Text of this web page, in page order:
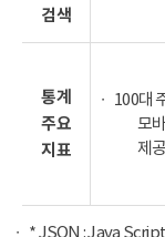
검색
통계
주요
지표
100대
모
제공
* JSON : Java